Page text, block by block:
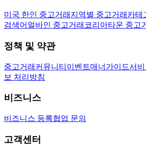
미국 한인 중고거래 지역별 중고거래 카테
검색어 얼바인 중고거래 코리아타운 중고
정책 및 약관
중고거래 커뮤니티 이벤트매너가이드서
보 처리방침
비즈니스
비즈니스 등록협업 문의
고객센터